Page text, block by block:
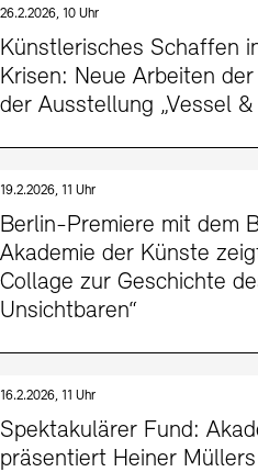
26.2.2026, 10 Uhr
Künstlerisches Schaffen
Krisen: Neue Arbeiten
der Ausstellung „Vessel &
19.2.2026, 11 Uhr
Berlin-Premiere mit dem
Akademie der Künste
Collage zur Geschichte
Unsichtbaren“
16.2.2026, 11 Uhr
Spektakulärer Fund:
präsentiert Heiner